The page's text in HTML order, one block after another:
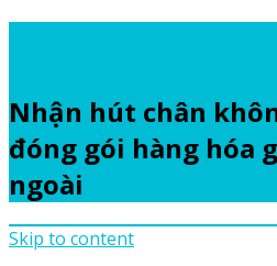
Nhận hút chân
đóng gói hàng hóa
ngoài
Skip to content